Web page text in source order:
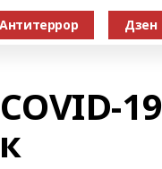
Антитеррор Дзен
19